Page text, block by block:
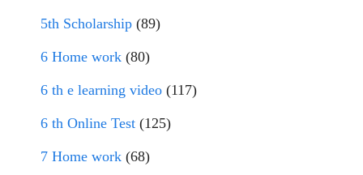
5th Scholarship (89)
6 Home work (80)
6 th e learning video (117)
6 th Online Test (125)
7 Home work (68)